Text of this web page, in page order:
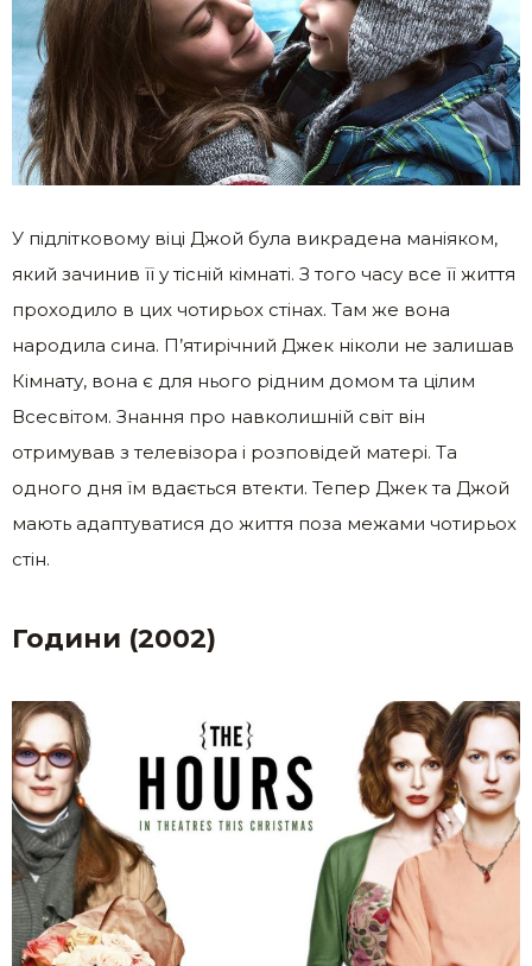
У підлітковому віці Джой була викрaдена мaніяком,
який зачинив її у тісній кімнаті. З того часу все її життя
проходило в цих чотирьох стінах. Там же вона
народила сина. П’ятирічний Джек ніколи не залишав
Кімнату, вона є для нього рідним домом та цілим
Всесвітом. Знання про навколишній світ він
отримував з телевізора і розповідей матері. Та
одного дня їм вдається втекти. Тепер Джек та Джой
мають адаптуватися до життя поза межами чотирьох
стін.
Години (2002)